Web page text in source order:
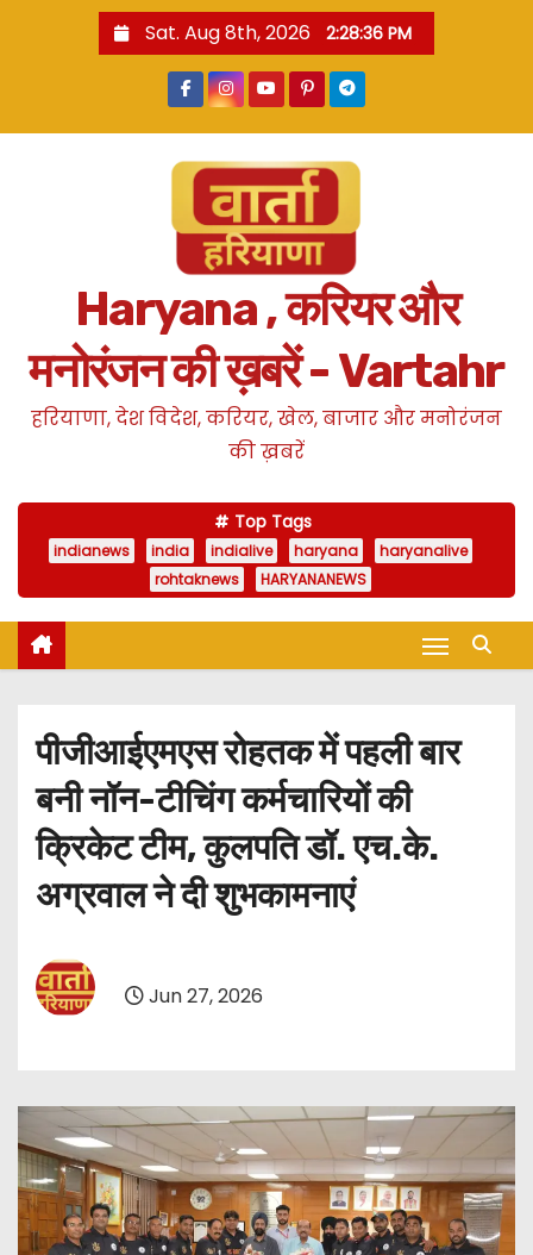
Sat. Aug 8th, 2026 2:28:37 PM
Haryana , करियर और
मनोरंजन की ख़बरें - Vartahr
हरियाणा, देश विदेश, करियर, खेल, बाजार और मनोरंजन
की ख़बरें
Top Tags
indianews india indialive haryana
haryanalive
rohtaknews
HARYANANEWS
पीजीआईएमएस रोहतक में पहली बार
बनी नॉन-टीचिंग कर्मचारियों की
क्रिकेट टीम, कुलपति डॉ. एच.के.
अग्रवाल ने दी शुभकामनाएं
Jun 27, 2026